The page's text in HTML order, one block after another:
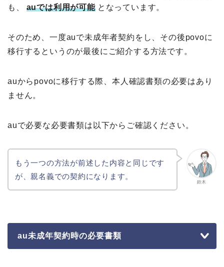
も、
auでは利用が可能 となっています。
そのため、一度auで未成年者契約をし、その後povoに
移行するというのが最後にご紹介する方法です。
auからpovoに移行する際、本人確認書類の必要はあり
ません。
auで必要な必要書類は以下からご確認ください。
鈴木
もう一つの方法が前述した内容と同じです
が、親名義での契約になります。
au未成年契約時の必要書類